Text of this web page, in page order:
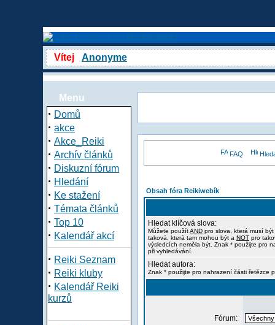
Vítej Anonyme
Menu
· Domů
· akce
· Akce_Reiki
· Archív článků
· Diskuzní fórum
· Hledání
· Ke stažení
· Témata článků
· Top 10
· Kalendář akcí
· Reiki Seznam
· Reiki kluby
· Kalendář Reiki
kurzů
FAQ
Obsah fóra Reikiwebík
Hledat klíčová slova:
Můžete použítAND pro slova, která musí
taková, která tam mohou být a NOT pro
výsledcích neměla být. Znak * použijte pro
při vyhledávání.
Hledat autora:
Znak * použijte pro nahrazení části řetězce
Fórum: